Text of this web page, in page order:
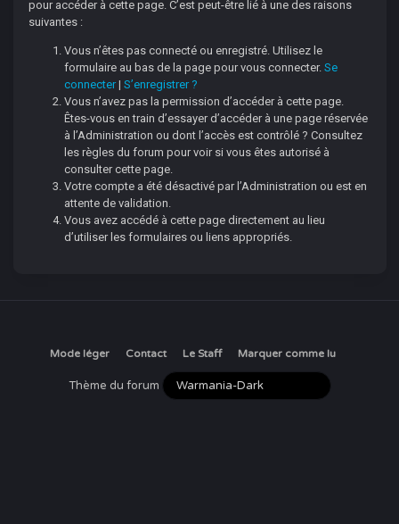
pour accéder à cette page. C’est peut-être lié à une des raisons
suivantes :
Vous n’êtes pas connecté ou enregistré. Utilisez le
formulaire au bas de la page pour vous connecter.Se
connecter|S’enregistrer ?
Vous n’avez pas la permission d’accéder à cette page.
Êtes-vous en train d’essayer d’accéder à une page réservée
à l’Administration ou dont l’accès est contrôlé ? Consultez
les règles du forum pour voir si vous êtes autorisé à
consulter cette page.
Votre compte a été désactivé par l’Administration ou est en
attente de validation.
Vous avez accédé à cette page directement au lieu
d’utiliser les formulaires ou liens appropriés.
Mode léger Contact Le Staff Marquer comme lu
Thème du forum